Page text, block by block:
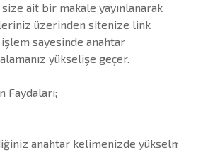
size ait bir makale yayınlanarak
üzerinden sitenize link
işlem sayesinde anahtar
yükselişe geçer.
Faydaları;
anahtar kelimenizde yükselmenizi